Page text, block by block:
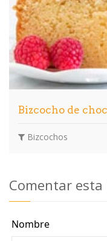
Bizcocho de
Bizcochos
Comentar esta